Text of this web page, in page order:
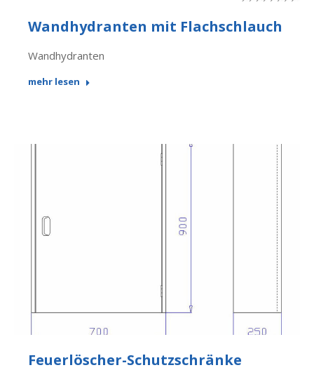
Wandhydranten mit Flachschlauch
Wandhydranten
mehr lesen
Feuerlöscher-Schutzschränke